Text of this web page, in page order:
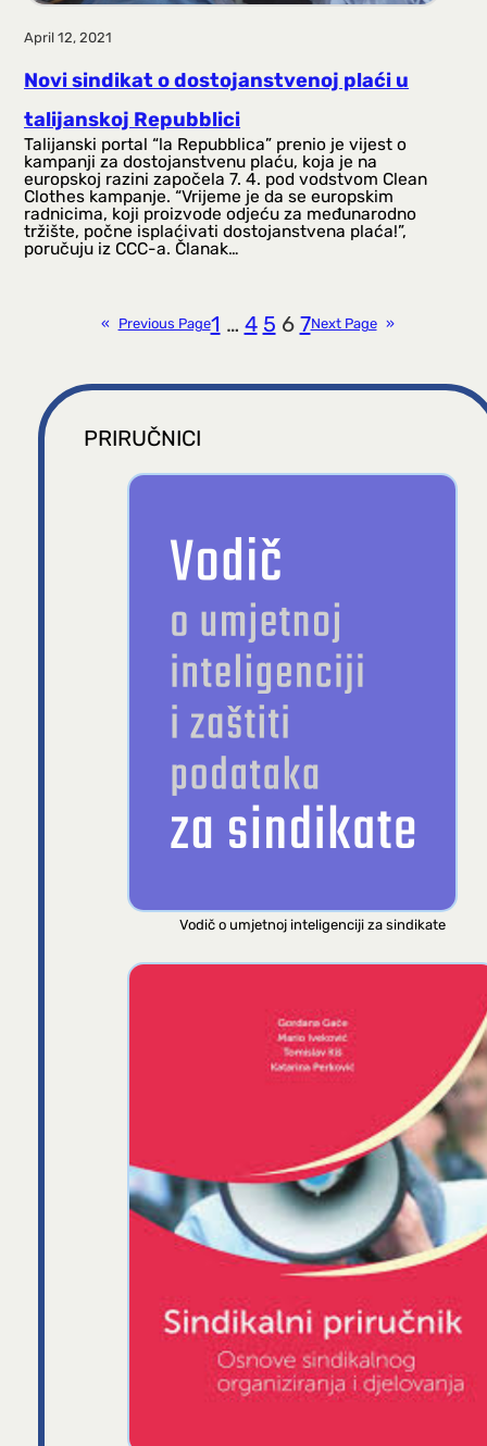
April 12, 2021
Novi sindikat o dostojanstvenoj plaći u
talijanskoj Repubblici
Talijanski portal “la Repubblica” prenio je vijest o
kampanji za dostojanstvenu plaću, koja je na
europskoj razini započela 7. 4. pod vodstvom Clean
Clothes kampanje. “Vrijeme je da se europskim
radnicima, koji proizvode odjeću za međunarodno
tržište, počne isplaćivati dostojanstvena plaća!”,
poručuju iz CCC-a. Članak…
« Previous Page1 … 4 5 6 7Next Page »
PRIRUČNICI
Vodič o umjetnoj inteligenciji za sindikate